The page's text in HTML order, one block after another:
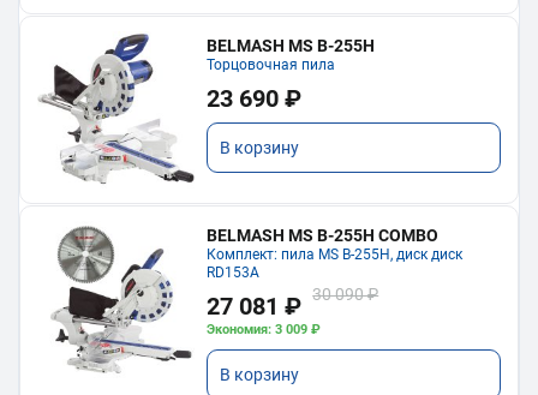
BELMASH MS B-255H
Торцовочная пила
23 690 ₽
В корзину
BELMASH MS B-255H COMBO
Комплект: пила MS B-255H, диск диск
RD153A
27 081 ₽ 30 090 ₽
Экономия: 3 009 ₽
В корзину